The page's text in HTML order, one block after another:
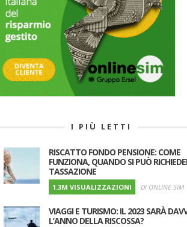
I PIÙ LETTI
RISCATTO FONDO PENSIONE: COME
FUNZIONA, QUANDO SI PUÒ
TASSAZIONE
1.3M VISUALIZZAZIONI DI ONLINE SIM
VIAGGI E TURISMO: IL 2023 SARÀ
L’ANNO DELLA RISCOSSA?